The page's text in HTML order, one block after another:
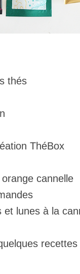
thés
ThéBox
cannelle
et lunes à la
recettes